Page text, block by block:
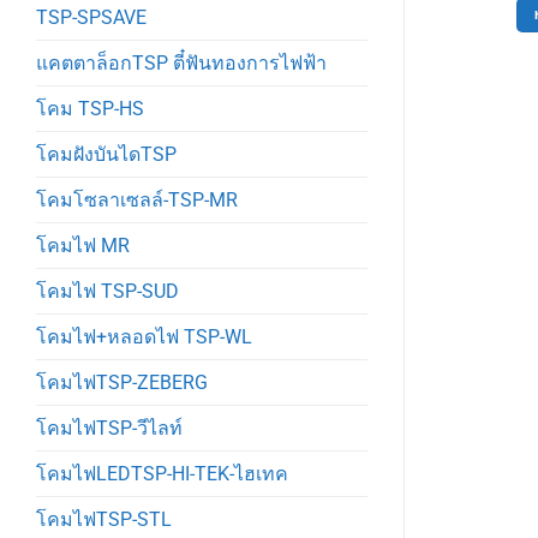
TSP-SPSAVE
แคตตาล็อกTSP ตี๋ฟันทองการไฟฟ้า
โคม TSP-HS
โคมฝังบันไดTSP
โคมโซลาเซลล์-TSP-MR
โคมไฟ MR
โคมไฟ TSP-SUD
โคมไฟ+หลอดไฟ TSP-WL
โคมไฟTSP-ZEBERG
โคมไฟTSP-วีไลท์
โคมไฟLEDTSP-HI-TEK-ไฮเทค
โคมไฟTSP-STL